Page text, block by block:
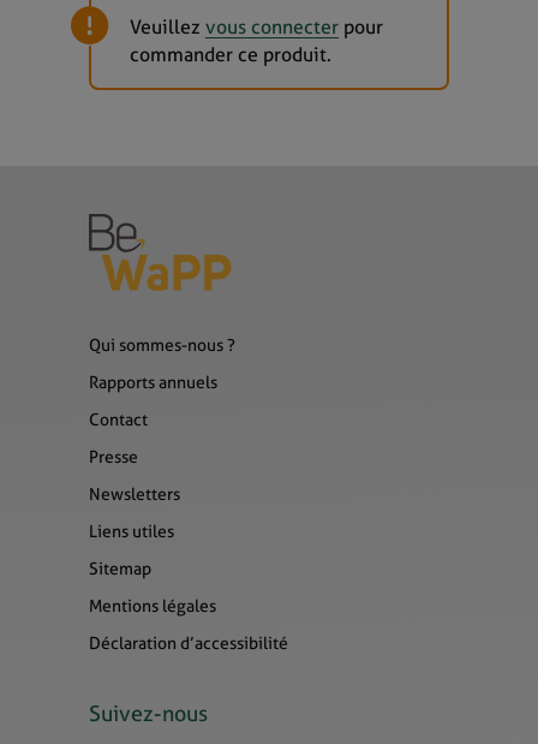
Veuillez vous connecterpour
commander ce produit.
Qui sommes-nous ?
Rapports annuels
Contact
Presse
Newsletters
Liens utiles
Sitemap
Mentions légales
Déclaration d’accessibilité
Suivez-nous